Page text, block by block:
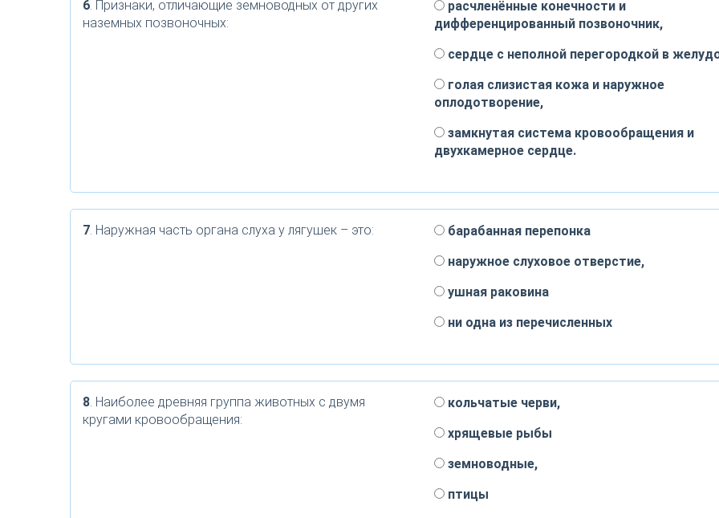
6. Признаки, отличающие земноводных от других
наземных позвоночных:
расчленённые конечности и
дифференцированный позвоночник,
сердце с неполной перегородкой в
голая слизистая кожа и наружное
оплодотворение,
замкнутая система кровообращения и
двухкамерное сердце.
7. Наружная часть органа слуха у лягушек – это:
барабанная перепонка
наружное слуховое отверстие,
ушная раковина
ни одна из перечисленных
8. Наиболее древняя группа животных с двумя
кругами кровообращения:
кольчатые черви,
хрящевые рыбы
земноводные,
птицы